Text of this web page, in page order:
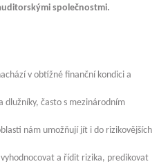
společnostmi.
v obtížné finanční kondici a
dlužníky, často s mezinárodním
nám umožňují jít i do rizikovějších
a řídit rizika, predikovat